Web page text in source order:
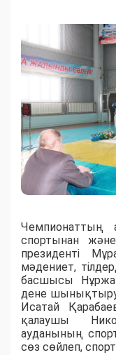
Чемпионаттың
спортынан
президенті
мәдениет,
басшысы
дене шынықтыру
Исатай
қалаушы
ауданының
сөз сөйлеп,